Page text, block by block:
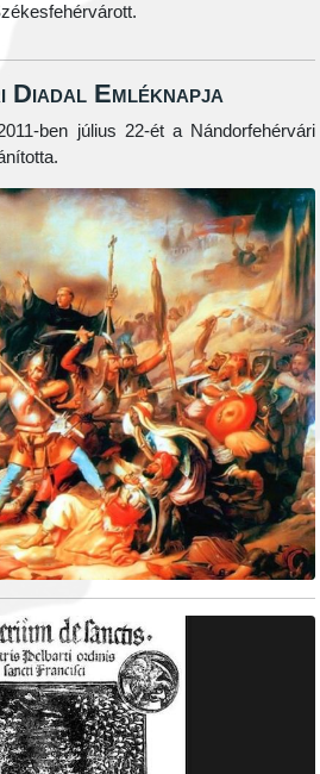
Emléknapja
ben július 22-ét a Nándorfehérvári